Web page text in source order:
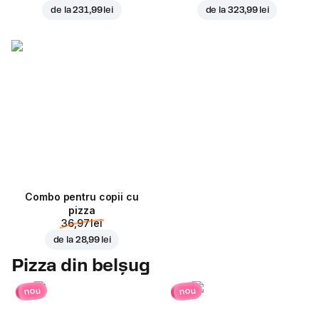
de la231,99 lei de la 323,99 lei
Combo pentru copii cu
pizza
36,97 lei
de la 28,99 lei
Pizza din belșug
nou nou